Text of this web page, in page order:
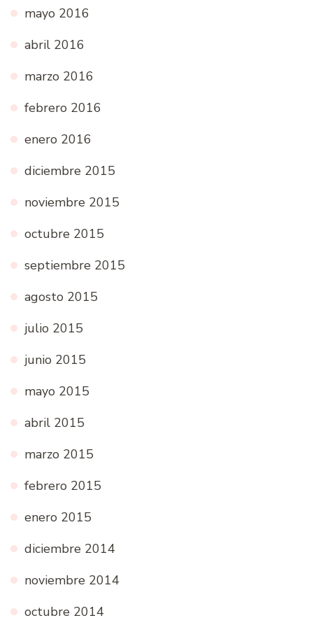
mayo 2016
abril 2016
marzo 2016
febrero 2016
enero 2016
diciembre 2015
noviembre 2015
octubre 2015
septiembre 2015
agosto 2015
julio 2015
junio 2015
mayo 2015
abril 2015
marzo 2015
febrero 2015
enero 2015
diciembre 2014
noviembre 2014
octubre 2014